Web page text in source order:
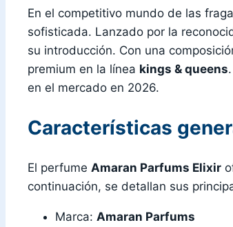
En el competitivo mundo de las
sofisticada. Lanzado por la
su introducción. Con una
premium en la línea kings & queens
en el mercado en 2026.
Características
El perfume Amaran Parfums Elixir
continuación, se detallan sus
Marca: Amaran Parfums